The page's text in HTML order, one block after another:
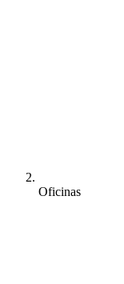
Oficinas